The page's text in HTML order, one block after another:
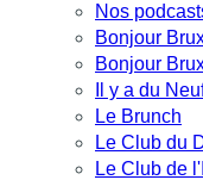
Nos
Bonjour
Bonjour
Il y a du
Le Brunch
Le Club du
Le Club de